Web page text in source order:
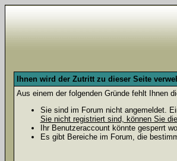
Ihnen wird der Zutritt zu dieser Seite
Aus einem der folgenden Gründe fehlt Ihnen
Sie sind im Forum nicht angemeldet.
Sie nicht registriert sind, können Sie
Ihr Benutzeraccount könnte gesperrt
Es gibt Bereiche im Forum, die